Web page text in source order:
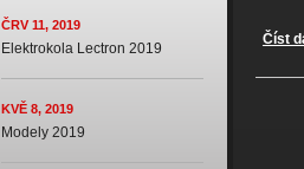
ČRV 11, 2019
Elektrokola Lectron 2019
KVĚ 8, 2019
Modely 2019
Číst